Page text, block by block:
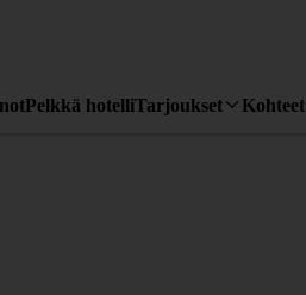
Pelkkä hotelliTarjoukset Kohteet